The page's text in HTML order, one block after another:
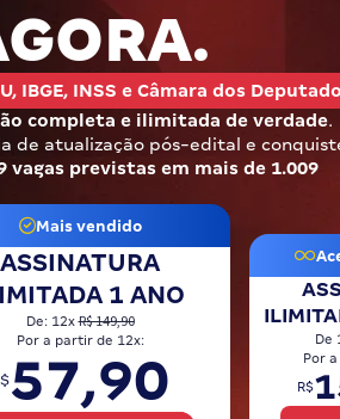
IBGE, INSS e Câmara dos
completa e ilimitada de verdade.
de atualização pós-edital e
vagas previstas em mais de 1.009
Mais vendido
ASSINATURA
1 ANO
De: 12xR$ 149,90
Por a partir de 12x:
57,90
De
Por
R$